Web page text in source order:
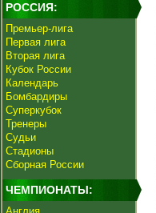
РОССИЯ:
Премьер-лига
Первая лига
Вторая лига
Кубок России
Календарь
Бомбардиры
Суперкубок
Тренеры
Судьи
Стадионы
Сборная России
ЧЕМПИОНАТЫ: